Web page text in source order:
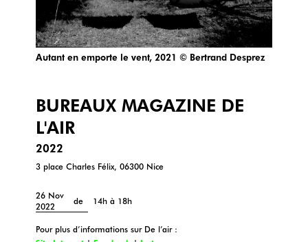
Autant en emporte le vent, 2021 © Bertrand Desprez
BUREAUX MAGAZINE DE
L'AIR
2022
3 place Charles Félix, 06300 Nice
26 Nov
2022
de 14h à 18h
Pour plus d’informations sur De l’air :